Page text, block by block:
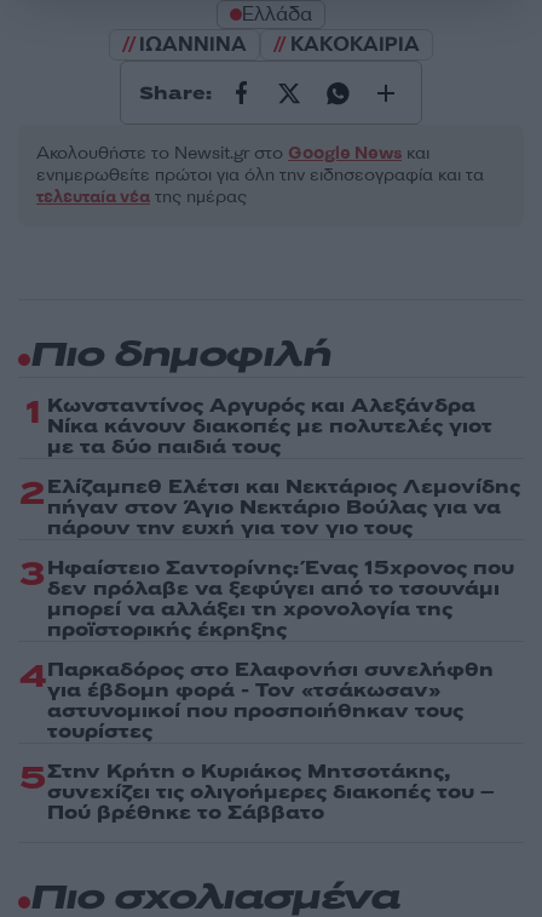
Ελλάδα
ΙΩΑΝΝΙΝΑ
ΚΑΚΟΚΑΙΡΙΑ
Share:
Ακολουθήστε το Νewsit.gr στο Google News και
ενημερωθείτε πρώτοι για όλη την ειδησεογραφία και τα
τελευταία νέα της ημέρας
Πιο δημοφιλή
1 Κωνσταντίνος Αργυρός και Αλεξάνδρα
Νίκα κάνουν διακοπές με πολυτελές γιοτ
με τα δύο παιδιά τους
2Ελίζαμπεθ Ελέτσι και Νεκτάριος Λεμονίδης
πήγαν στον Άγιο Νεκτάριο Βούλας για να
πάρουν την ευχή για τον γιο τους
3Ηφαίστειο Σαντορίνης: Ένας 15χρονος που
δεν πρόλαβε να ξεφύγει από το τσουνάμι
μπορεί να αλλάξει τη χρονολογία της
προϊστορικής έκρηξης
4Παρκαδόρος στο Ελαφονήσι συνελήφθη
για έβδομη φορά - Τον «τσάκωσαν»
αστυνομικοί που προσποιήθηκαν τους
τουρίστες
5Στην Κρήτη ο Κυριάκος Μητσοτάκης,
συνεχίζει τις ολιγοήμερες διακοπές του –
Πού βρέθηκε το Σάββατο
Πιο σχολιασμένα